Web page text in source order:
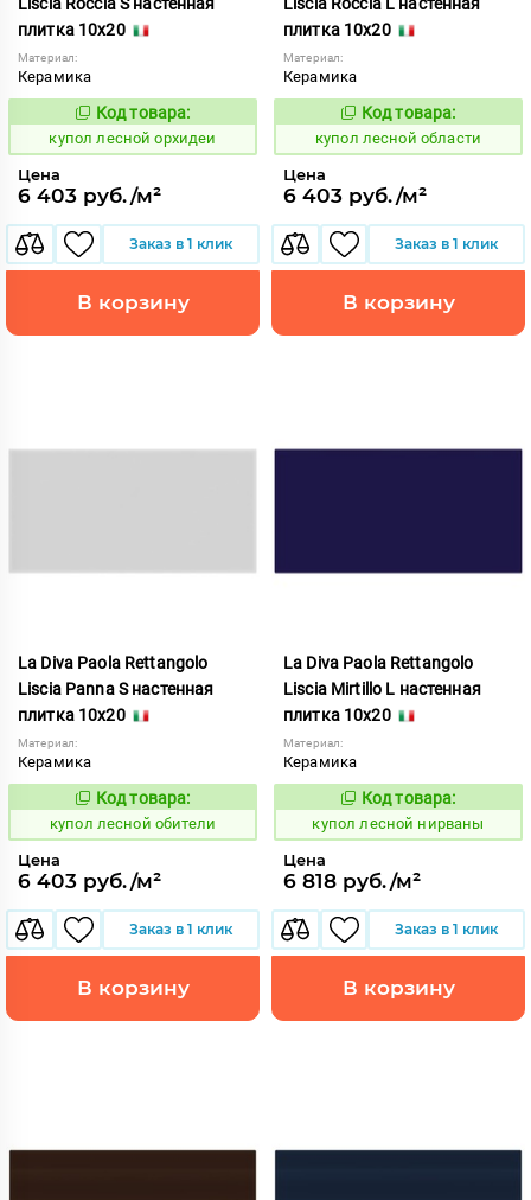
плитка 10x20
Материал:
Керамика
849564
Код товара:
купол лесной орхидеи
Цена
6 403 руб./м²
Заказ в 1 клик
В корзину
плитка 10x20
Материал:
Керамика
849563
Код товара:
купол лесной области
Цена
6 403 руб./м²
Заказ в 1 клик
В корзину
La Diva Paola Rettangolo
Liscia Panna S настенная
плитка 10x20
Материал:
Керамика
849562
Код товара:
купол лесной обители
Цена
6 403 руб./м²
Заказ в 1 клик
В корзину
La Diva Paola Rettangolo
Liscia Mirtillo L настенная
плитка 10x20
Материал:
Керамика
849559
Код товара:
купол лесной нирваны
Цена
6 818 руб./м²
Заказ в 1 клик
В корзину